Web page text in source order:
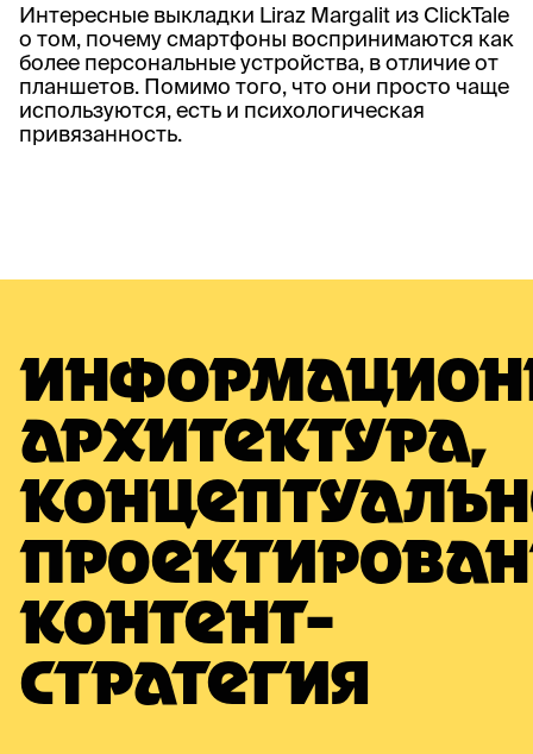
АРХИТЕКТУРА,
КОНТЕНТ-
СТРАТЕГИЯ
Интересные выкладки Liraz Margalit из ClickTale
о том, почему смартфоны воспринимаются как
более персональные устройства, в отличие от
планшетов. Помимо того, что они просто чаще
используются, есть и психологическая
привязанность.